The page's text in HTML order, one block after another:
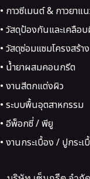
• กาวซีเมนต์ & กาวยาแ
• วัสดุป้องกันและเคลือ
• วัสดุซ่อมแซมโครงสร้าง
• น้ำยาผสมคอนกรีต
• งานสีตกแต่งผิว
• ระบบพื้นอุตสาหกรรม
• อีพ็อกซี่ / พียู
• งานกระเบื้อง / ปูกระเ